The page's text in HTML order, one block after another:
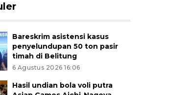
Bareskrim asistensi kasus
penyelundupan 50 ton pasir
timah di Belitung
6 Agustus 2026 16:06
Hasil undian bola voli putra